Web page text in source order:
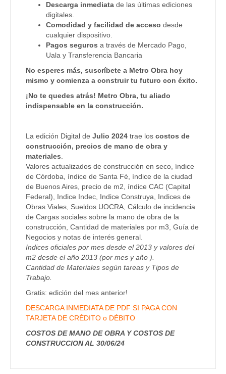
Descarga inmediata de las últimas ediciones
digitales.
Comodidad y facilidad de acceso desde
cualquier dispositivo.
Pagos seguros a través de Mercado Pago,
Uala y Transferencia Bancaria
No esperes más, suscríbete a Metro Obra hoy
mismo y comienza a construir tu futuro con éxito.
¡No te quedes atrás! Metro Obra, tu aliado
indispensable en la construcción.
La edición Digital de Julio 2024 trae los costos de
construcción, precios de mano de obra y
materiales.
Valores actualizados de construcción en seco, índice
de Córdoba, índice de Santa Fé, índice de la ciudad
de Buenos Aires, precio de m2, índice CAC (Capital
Federal), Indice Indec, Indice Construya, Indices de
Obras Viales, Sueldos UOCRA, Cálculo de incidencia
de Cargas sociales sobre la mano de obra de la
construcción, Cantidad de materiales por m3, Guía de
Negocios y notas de interés general.
Indices oficiales por mes desde el 2013 y valores del
m2 desde el año 2013 (por mes y año ).
Cantidad de Materiales según tareas y Tipos de
Trabajo.
Gratis: edición del mes anterior!
DESCARGA INMEDIATA DE PDF SI PAGA CON
TARJETA DE CRÉDITO o DÉBITO
COSTOS DE MANO DE OBRA Y COSTOS DE
CONSTRUCCION AL 30/06/24